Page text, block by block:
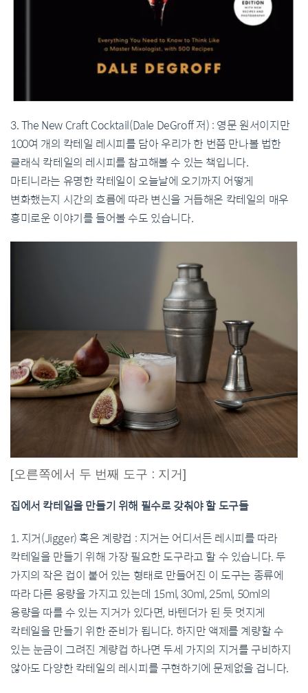
3. The New Craft Cocktail(Dale DeGroff 저) : 영문 원서이지만
100여 개의 칵테일 레시피를 담아 우리가 한 번쯤 만나볼 법한
클래식 칵테일의 레시피를 참고해볼 수 있는 책입니다.
마티니라는 유명한 칵테일이 오늘날에 오기까지 어떻게
변화했는지 시간의 흐름에 따라 변신을 거듭해온 칵테일의 매우
흥미로운 이야기를 들어볼 수도 있습니다.
[오른쪽에서 두 번째 도구 : 지거]
집에서 칵테일을 만들기 위해 필수로 갖춰야 할 도구들
1. 지거(Jigger) 혹은 계량컵 : 지거는 어디서든 레시피를 따라
칵테일을 만들기 위해 가장 필요한 도구라고 할 수 있습니다. 두
가지의 작은 컵이 붙어 있는 형태로 만들어진 이 도구는 종류에
따라 다른 용량을 가지고 있는데 15ml, 30ml, 25ml, 50ml의
용량을 따를 수 있는 지거가 있다면, 바텐더가 된 듯 멋지게
칵테일을 만들기 위한 준비가 됩니다. 하지만 액제를 계량할 수
있는 눈금이 그려진 계량컵 하나면 두세 가지의 지거를 구비하지
않아도 다양한 칵테일의 레시피를 구현하기에 문제없을 겁니다.